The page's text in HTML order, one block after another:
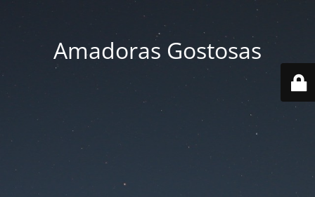
Amadoras Gostosas